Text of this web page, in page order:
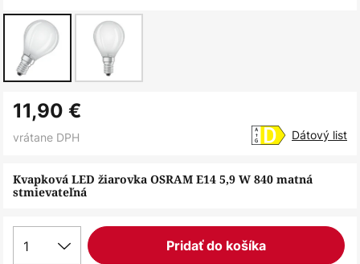
na
začiatok
obrázkov
Kvapková LED žiarovka OSRAM E14 5,9 W 840 matná
stmievateľná
11,90 €
vrátane DPH Dátový list
1 Pridať do košíka